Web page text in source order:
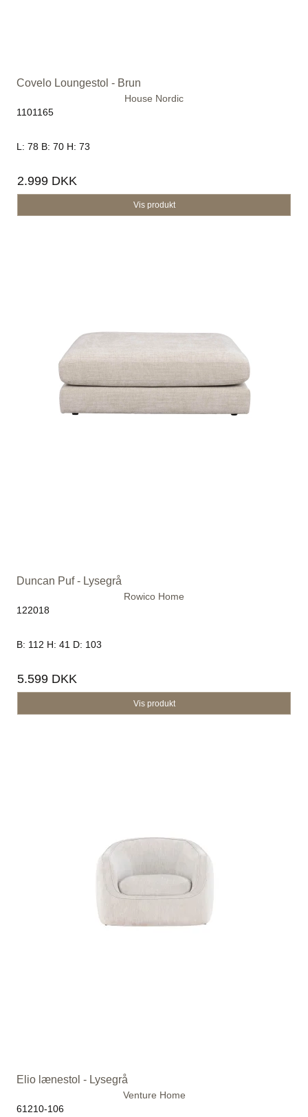
Covelo Loungestol - Brun
House Nordic
1101165
L: 78 B: 70 H: 73
2.999 DKK
Vis produkt
Duncan Puf - Lysegrå
Rowico Home
122018
B: 112 H: 41 D: 103
5.599 DKK
Vis produkt
Elio lænestol - Lysegrå
Venture Home
61210-106